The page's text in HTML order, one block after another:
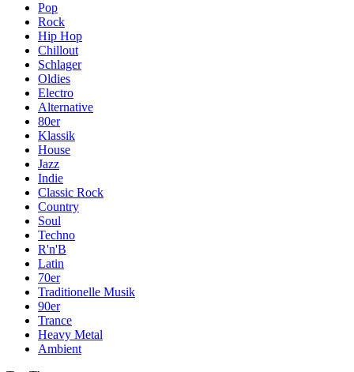
Pop
Rock
Hip Hop
Chillout
Schlager
Oldies
Electro
Alternative
80er
Klassik
House
Jazz
Indie
Classic Rock
Country
Soul
Techno
R'n'B
Latin
70er
Traditionelle Musik
90er
Trance
Heavy Metal
Ambient